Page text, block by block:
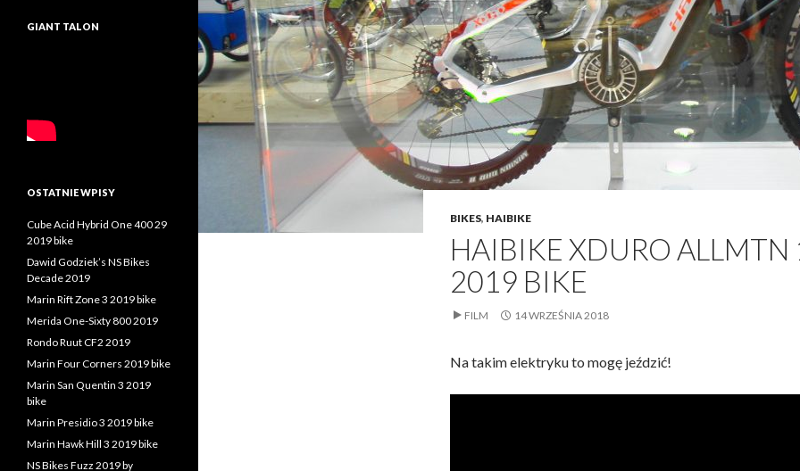
BIKES, HAIBIKE
HAIBIKE XDURO ALLMTN
2019 BIKE
FILM 14 WRZEŚNIA 2018
Na takim elektryku to mogę jeździć!
GIANT TALON
OSTATNIE WPISY
Cube Acid Hybrid One 400 29
2019 bike
Dawid Godziek’s NS Bikes
Decade 2019
Marin Rift Zone 3 2019 bike
Merida One-Sixty 800 2019
Rondo Ruut CF2 2019
Marin Four Corners 2019 bike
Marin San Quentin 3 2019
bike
Marin Presidio 3 2019 bike
Marin Hawk Hill 3 2019 bike
NS Bikes Fuzz 2019 by